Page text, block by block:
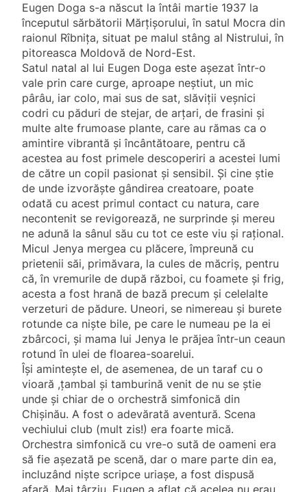
Eugen Doga s-a născut la întâi martie 1937 la
începutul sărbătorii Mărțișorului, în satul Mocra din
raionul Rîbnița, situat pe malul stâng al Nistrului, în
pitoreasca Moldovă de Nord-Est.
Satul natal al lui Eugen Doga este așezat într-o
vale prin care curge, aproape neștiut, un mic
pârâu, iar colo, mai sus de sat, slăviţii veşnici
codri cu păduri de stejar, de arțari, de frasini şi
multe alte frumoase plante, care au rămas ca o
amintire vibrantă și încântătoare, pentru că
acestea au fost primele descoperiri a acestei lumi
de către un copil pasionat şi sensibil. Și cine știe
de unde izvorăște gândirea creatoare, poate
odată cu acest primul contact cu natura, care
necontenit se revigorează, ne surprinde şi mereu
ne adună la sânul său cu tot ce este viu şi raţional.
Micul Jenya mergea cu plăcere, împreună cu
prietenii săi, primăvara, la cules de măcriș, pentru
că, în vremurile de după război, cu foamete și frig,
acesta a fost hrană de bază precum și celelalte
verzeturi de pădure. Uneori, se nimereau şi burete
rotunde ca nişte bile, pe care le numeau pe la ei
zbârcoci, şi mama lui Jenya le prăjea într-un ceaun
rotund în ulei de floarea-soarelui.
Își amintește el, de asemenea, de un taraf cu o
vioară ,ţambal şi tamburină venit de nu se știe
unde și chiar de o orchestră simfonică din
Chișinău. A fost o adevărată aventură. Scena
vechiului club (mult zis!) era foarte mică.
Orchestra simfonică cu vre-o sută de oameni era
să fie așezată pe scenă, dar o mare parte din ea,
incluzând niște scripce uriașe, a fost dispusă